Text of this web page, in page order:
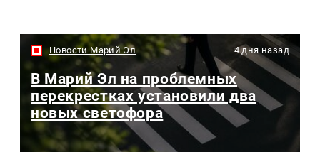
Новости Марий Эл 4 дня назад
В Марий Эл на проблемных
перекрестках установили два
новых светофора